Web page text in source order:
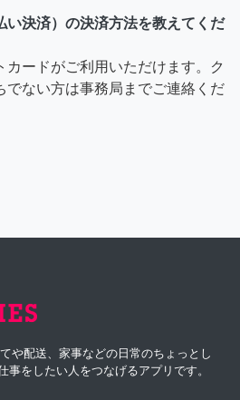
い決済）の決済方法を教えてくだ
カードがご利用いただけます。ク
でない方は事務局までご連絡くだ
や配送、家事などの日常のちょっとし
事をしたい人をつなげるアプリです。